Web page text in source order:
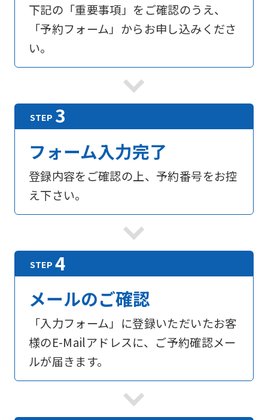
下記の「重要事項」をご確認のうえ、
「予約フォーム」からお申し込みくださ
い。
フォーム入力完了
登録内容をご確認の上、予約番号をお控
え下さい。
メールのご確認
「入力フォーム」に登録いただいたお客
様のE-Mailアドレスに、ご予約確認メー
ルが届きます。